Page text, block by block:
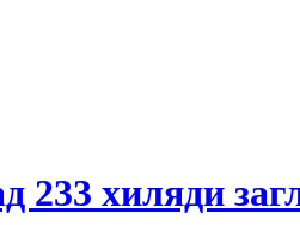
233 хиляди